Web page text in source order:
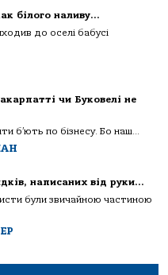
білого наливу…
до оселі бабусі
чи Буковелі не
б’ють по бізнесу. Бо наш...
написаних від руки…
були звичайною частиною